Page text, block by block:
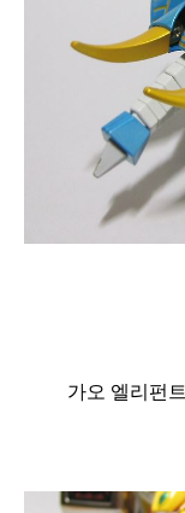
가오 엘리펀